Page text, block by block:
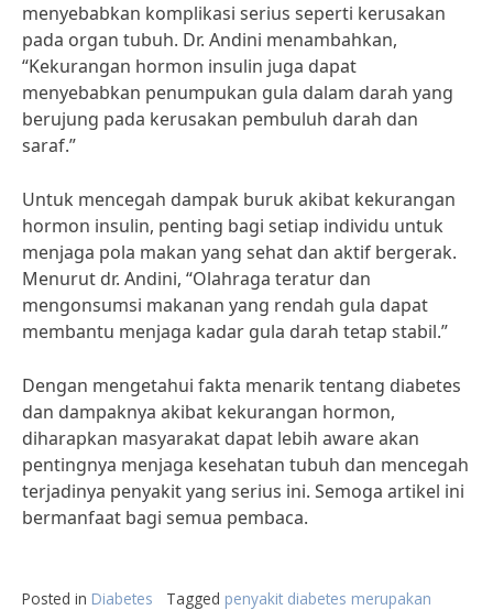
menyebabkan komplikasi serius seperti kerusakan
pada organ tubuh. Dr. Andini menambahkan,
“Kekurangan hormon insulin juga dapat
menyebabkan penumpukan gula dalam darah yang
berujung pada kerusakan pembuluh darah dan
saraf.”
Untuk mencegah dampak buruk akibat kekurangan
hormon insulin, penting bagi setiap individu untuk
menjaga pola makan yang sehat dan aktif bergerak.
Menurut dr. Andini, “Olahraga teratur dan
mengonsumsi makanan yang rendah gula dapat
membantu menjaga kadar gula darah tetap stabil.”
Dengan mengetahui fakta menarik tentang diabetes
dan dampaknya akibat kekurangan hormon,
diharapkan masyarakat dapat lebih aware akan
pentingnya menjaga kesehatan tubuh dan mencegah
terjadinya penyakit yang serius ini. Semoga artikel ini
bermanfaat bagi semua pembaca.
Posted in Diabetes Tagged penyakit diabetes merupakan